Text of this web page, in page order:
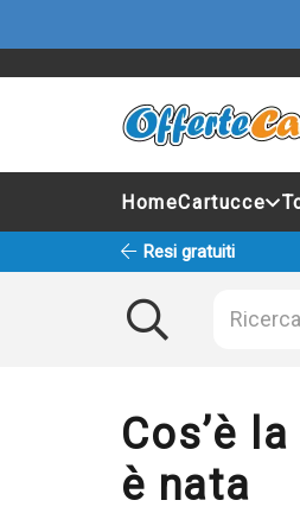
HomeCartucce
Resi gratuiti
Cos’è
è nata